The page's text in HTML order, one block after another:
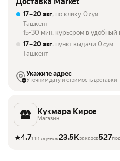
17 – 20 авг, по клику 0 сум
Ташкент
15-30 мин. курьером в удобный
17 – 20 авг, пункт выдачи 0 сум
Ташкент
Укажите адрес
Уточним дату и стоимость доставки
Кукмара Киров
Магазин
4.71.1K оценок23.5Kзаказов527